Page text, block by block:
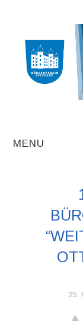
MENU
BEITRÄGE
TERMINE
VEREINE25.